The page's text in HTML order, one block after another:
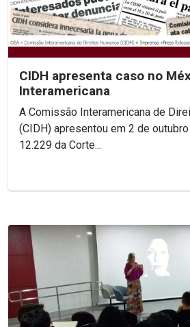
CIDH apresenta caso no
Interamericana
A Comissão Interamericana de
(CIDH) apresentou em 2 de
12.229 da Corte...